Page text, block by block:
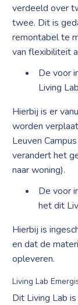
verdeeld over
twee. Dit is
remontabel te
van flexibiliteit
De voor
Living
Hierbij is er
worden
Leuven
verandert het
naar woning).
De voor
het dit
Hierbij is
en dat de
opleveren.
Living Lab
Dit Living Lab